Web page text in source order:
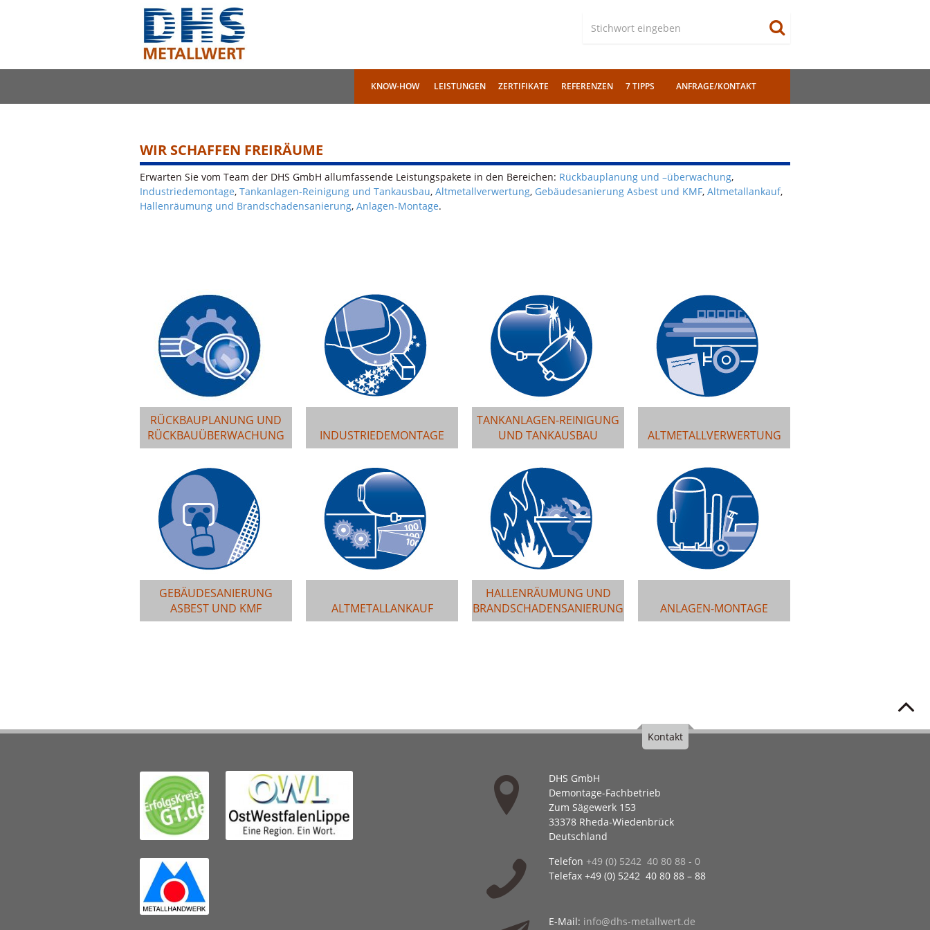
KNOW-HOW LEISTUNGEN ZERTIFIKATE REFERENZEN 7 TIPPS ANFRAGE/KONTAKT
WIR SCHAFFEN FREIRÄUME
Erwarten Sie vom Team der DHS GmbH allumfassende Leistungspakete in den Bereichen: Rückbauplanung und –überwachung,
Industriedemontage, Tankanlagen-Reinigung und Tankausbau, Altmetallverwertung, Gebäudesanierung Asbest und KMF, Altmetallankauf,
Hallenräumung und Brandschadensanierung, Anlagen-Montage.
RÜCKBAUPLANUNG UND
RÜCKBAUÜBERWACHUNG
INDUSTRIEDEMONTAGE
TANKANLAGEN-REINIGUNG
UND TANKAUSBAU
ALTMETALLVERWERTUNG
GEBÄUDESANIERUNG
ASBEST UND KMF
ALTMETALLANKAUF
HALLENRÄUMUNG UND
BRANDSCHADENSANIERUNG
ANLAGEN-MONTAGE
Kontakt
DHS GmbH
Demontage-Fachbetrieb
Zum Sägewerk 153
33378 Rheda-Wiedenbrück
Deutschland
Telefon +49 (0) 5242 40 80 88 - 0
Telefax +49 (0) 5242 40 80 88 – 88
E-Mail: info@dhs-metallwert.de